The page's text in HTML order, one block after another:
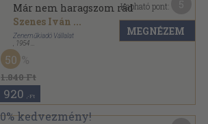
Már nem haragszom rád
Szenes Iván ...
Zeneműkiadó Vállalat
1954
Papír
1.840 Ft
50
920 ,-Ft
Kapható pont:
MEGNÉZEM